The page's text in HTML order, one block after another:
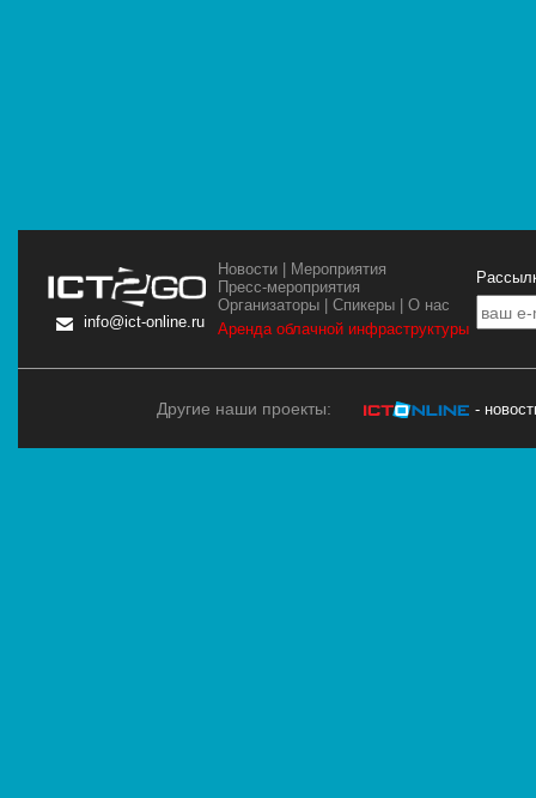
info@ict-online.ru
Новости
Мероприятия
Пресс-мероприятия
Организаторы |Спикеры |О нас
Аренда облачной инфраструктуры
Другие наши проекты: -